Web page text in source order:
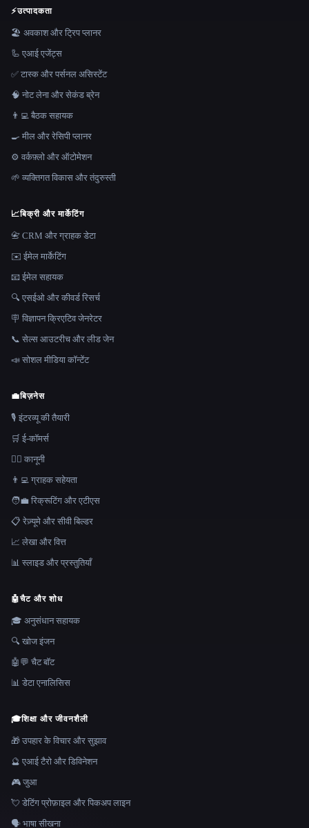
⚡उत्पादकता
🏖 अवकाश और ट्रिप प्लानर
🦾 एआई एजेंट्स
✅ टास्क और पर्सनल असिस्टेंट
🧠 नोट लेना और सेकंड ब्रेन
👨‍💻 बैठक सहायक
🍳 मील और रेसिपी प्लानर
⚙️ वर्कफ़्लो और ऑटोमेशन
🌱 व्यक्तिगत विकास और तंदुरुस्ती
📈बिक्री और मार्केटिंग
📇 CRM और ग्राहक डेटा
✉️ ईमेल मार्केटिंग
📧 ईमेल सहायक
🔍 एसईओ और कीवर्ड रिसर्च
🪧 विज्ञापन क्रिएटिव जेनरेटर
📞 सेल्स आउटरीच और लीड जेन
📣 सोशल मीडिया कॉन्टेंट
💼बिज़नेस
🎙️ इंटरव्यू की तैयारी
🛒 ई-कॉमर्स
👩‍⚖️ कानूनी
👨‍💻 ग्राहक सहेयता
🧑‍💼 रिक्रूटिंग और एटीएस
📋 रेज़्यूमे और सीवी बिल्डर
📈 लेखा और वित्त
📊 स्लाइड और प्रस्तुतियाँ
🤖चैट और शोध
🎓 अनुसंधान सहायक
🔍 खोज इंजन
🤖💬 चैट बॉट
📊 डेटा एनालिसिस
🎓शिक्षा और जीवनशैली
🎁 उपहार के विचार और सुझाव
🔮 एआई टैरो और डिविनेशन
🎮 जुआ
💘 डेटिंग प्रोफ़ाइल और पिकअप लाइन
🗣️ भाषा सीखना